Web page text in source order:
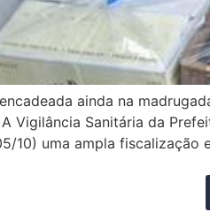
ainda na
Vigilância Sanitária da
10) uma ampla fiscalização